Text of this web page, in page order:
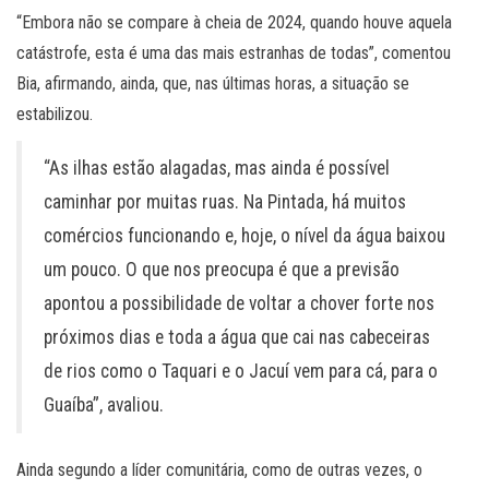
“Embora não se compare à cheia de 2024, quando houve aquela
catástrofe, esta é uma das mais estranhas de todas”, comentou
Bia, afirmando, ainda, que, nas últimas horas, a situação se
estabilizou.
“As ilhas estão alagadas, mas ainda é possível
caminhar por muitas ruas. Na Pintada, há muitos
comércios funcionando e, hoje, o nível da água baixou
um pouco. O que nos preocupa é que a previsão
apontou a possibilidade de voltar a chover forte nos
próximos dias e toda a água que cai nas cabeceiras
de rios como o Taquari e o Jacuí vem para cá, para o
Guaíba”, avaliou.
Ainda segundo a líder comunitária, como de outras vezes, o